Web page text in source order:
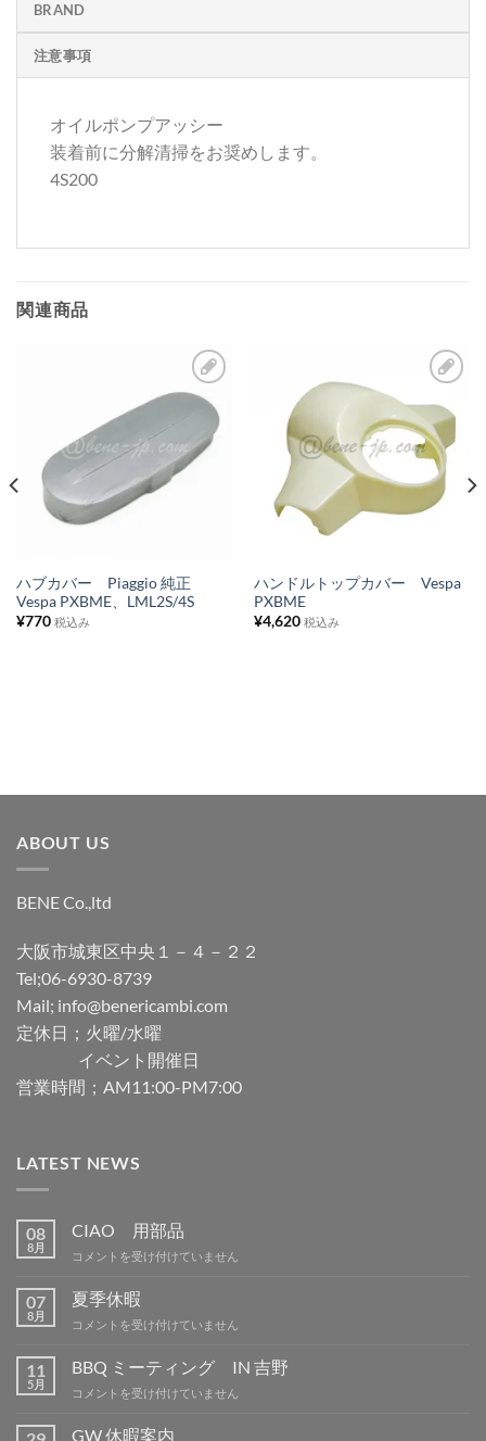
BRAND
注意事項
オイルポンプアッシー
装着前に分解清掃をお奨めします。
4S200
関連商品
に
ス
ト
ハブカバー Piaggio 純正
Vespa PXBME、LML2S/4S
¥770 税込み
お
気
に
入
ス
ハンドルトップカバー Vespa
PXBME
¥4,620 税込み
ABOUT US
BENE Co.,ltd
大阪市城東区中央１－４－２２
Tel;06-6930-8739
Mail; info@benericambi.com
定休日；火曜/水曜
イベント開催日
営業時間；AM11:00-PM7:00
LATEST NEWS
08
8月
CIAO 用部品
CIAO
部
品
は
コメントを受け付けていません
07
8月
夏季休暇
夏
休
暇
は
コメントを受け付けていません
11
5月
BBQ ミーティング IN 吉野
BBQ
ー
コメントを受け付けていません
GW 休暇案内